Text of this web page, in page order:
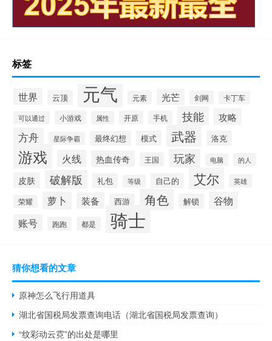
标签
世界 云顶 元气 元素 光芒 剑网 卡丁车
可以通过 小游戏 属性 开原 手机 技能 攻略
方舟 星际争霸 最终幻想 模式 武器 洛克
游戏 火线 热血传奇 王国 玩家 电脑 的人
皮肤 破解版 礼包 等级 自己的 艾尔 英雄
荣耀 萝卜 装备 西游 角色 解锁 谷物
账号 跑跑 都是 骑士
猜你想看的文章
原神怎么飞行用道具
湖北省国税局发票查询电话（湖北省国税局发票查询）
“纹彩动云霓”的出处是哪里